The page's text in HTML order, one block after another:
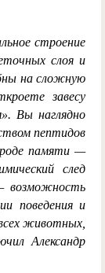
строение
слоя и
на сложную
завесу
Вы наглядно
пептидов
памяти —
след
возможность
поведения и
животных,
Александр